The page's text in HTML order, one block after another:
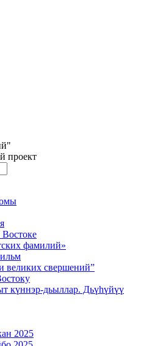
проект
фамилий»
великих свершений”
күннэр-дьыллар. Дьүһүйүү
2025